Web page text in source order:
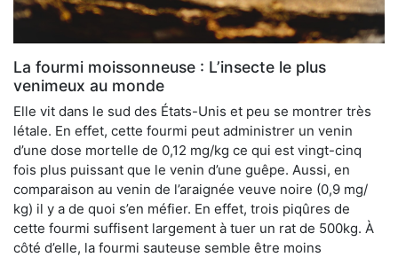
La fourmi moissonneuse : L’insecte le plus
venimeux au monde
Elle vit dans le sud des États-Unis et peu se montrer très
létale. En effet, cette fourmi peut administrer un venin
d’une dose mortelle de 0,12 mg/kg ce qui est vingt-cinq
fois plus puissant que le venin d’une guêpe. Aussi, en
comparaison au venin de l’araignée veuve noire (0,9 mg/
kg) il y a de quoi s’en méfier. En effet, trois piqûres de
cette fourmi suffisent largement à tuer un rat de 500kg. À
côté d’elle, la fourmi sauteuse semble être moins